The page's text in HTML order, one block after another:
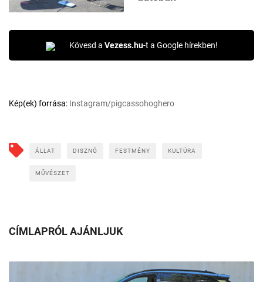
Kövesd a Vezess.hu-t a Google hírekben!
Kép(ek) forrása: Instagram/pigcassohoghero
ÁLLAT DISZNÓ FESTMÉNY KULTÚRA
MŰVÉSZET
CÍMLAPRÓL AJÁNLJUK